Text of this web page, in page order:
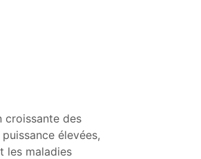
des
élevées,
les maladies